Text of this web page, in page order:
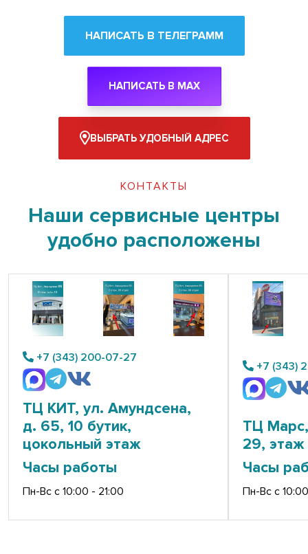
НАПИСАТЬ В ТЕЛЕГРАММ
НАПИСАТЬ В MAX
ВЫБРАТЬ УДОБНЫЙ АДРЕС
КОНТАКТЫ
Наши сервисные центры
удобно расположены
+7 (343) 200-07-27
ТЦ КИТ, ул. Амундсена,
д. 65, 10 бутик,
цокольный этаж
Часы работы
Пн-Вс с 10:00 - 21:00
+7 (343)
ТЦ
29, этаж
Часы
Пн-Вс с